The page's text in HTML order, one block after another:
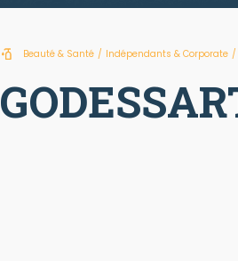
Beauté & Santé / Indépendants & Corporate /